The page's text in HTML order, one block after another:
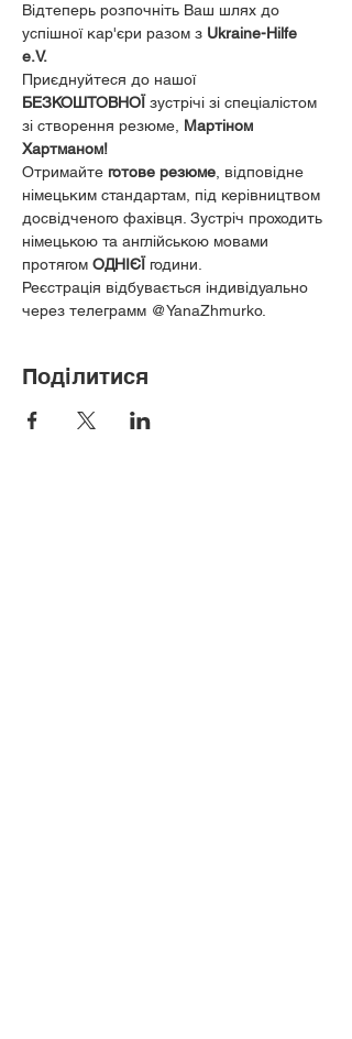
Відтеперь розпочніть Ваш шлях до
успішної кар'єри разом з Ukraine-Hilfe
e.V.
Приєднуйтеся до нашої
БЕЗКОШТОВНОЇ зустрічі зі спеціалістом
зі створення резюме, Мартіном
Хартманом!
Отримайте готове резюме , відповідне
німецьким стандартам, під керівництвом
досвідченого фахівця. ️Зустріч проходить
німецькою та англійською мовами
протягом ОДНІЄЇ години.
Реєстрація відбувається індивідуально
через телеграмм @YanaZhmurko.
Поділитися